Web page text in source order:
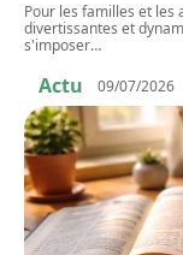
Pour les familles et les
divertissantes et
s'imposer…
Actu 09/07/2026